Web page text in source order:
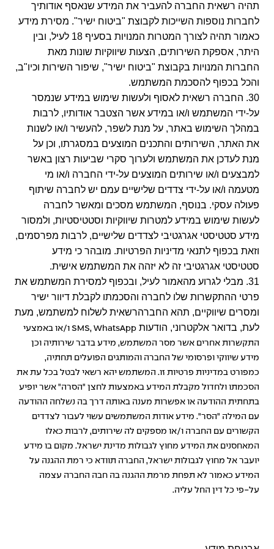
תהיה רשאית החברה להעביר את המידע שנאסף אודותיך
לחברות נוספות השייכות לקבוצת "ביטוח ישיר". מסירת מידע
כאמור תהיה לצורך המטרות המנויות בסעיף 18 לעיל, ובין
היתר, אספקת השירותים, הצעות שיווקיות שונות מאת
החברות המנויות בקבוצת "ביטוח ישיר", שיפור השירות וכיו"ב,
והכל בכפוף להסכמת המשתמש.
30. החברה רשאית לאסוף ולעשות שימוש במידע שנמסר
על-ידי המשתמש ו/או במידע אשר הצטבר אודותיו, לרבות
במהלך השימוש באתר, על מנת לשפר, להעשיר ו/או לשנות
את האתר, השירותים והתכנים המוצעים במסגרתו, וכן על
מנת לעדכן את המשתמש ולערוך סקרי שביעות רצון באשר
למבצעים ו/או שירותים המוצעים על-ידי החברה ו/או מי
מטעמה ו/או על-ידי צדדים שלישיים עמם יש לחברה שיתוף
פעולה עסקי. בנוסף, המשתמש מסכים ומאשר לחברה
לעשות שימוש במידע למטרות שיווקיות וסטטיסטיות, ולמסור
מידע סטטיסטי אגרגטיבי לצדדים שלישיים, לרבות מפרסמים,
וזאת בכפוף לתנאי מדיניות הפרטיות. מובהר כי מידע
סטטיסטי אגרגטיבי זה לא יזהה את המשתמש אישית.
31. מבלי לגרוע מהאמור לעיל, ובכפוף למסירת המשתמש את
פרטי ההתקשרות שלו לחברה והסכמתו לקבלת דיוור ישיר
ומסרים שיווקיים, תהא החברהרשאית לשלוח למשתמש, מעת
לעת, בדואר אלקטרוני, הודעות SMS, WhatsApp ו/או באמצעי
התקשרות אחרים אשר מסר המשתמש, מידע בדבר שירותיה וכן
מידע שיווקי ופרסומי של החברה והמותגים הפועלים תחתיה,
כמפורט במדיניות פרטיות זו. המשתמש יהא רשאי לבטל בכל עת את
הסכמתו ולחדול מקבלת המידע באמצעות לחצן "הסרה" אשר יופיע
בתחתית ההודעה או אפשרות מענה באותה דרך בה נשלחה ההודעה
עם המילה "הסר". מידע אודות המשתמשים עשוי לעבור לצדדים
הקשורים עם החברה ו/או מספקים לה שירותים, לרבות כאלו
המאחסנים את המידע מחוץ לגבולות מדינת ישראל. מקום בו מידע
יועבר אל מחוץ לגבולות ישראל, החברה תוודא כי רמת ההגנה על
המידע כאמור לא תפחת מרמת ההגנה בה חבה החברה עצמה
על-פי כל דין החל עליה.